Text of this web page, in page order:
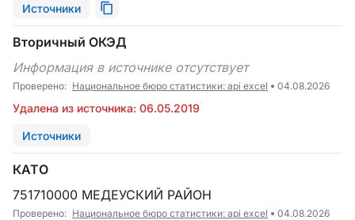
Источники
Вторичный ОКЭД
Информация в источнике отсутствует
Проверено: Национальное бюро статистики: api excel 04.08.2026
Удалена из источника: 06.05.2019
Источники
КАТО
751710000 МЕДЕУСКИЙ РАЙОН
Проверено: Национальное бюро статистики: api excel 04.08.2026